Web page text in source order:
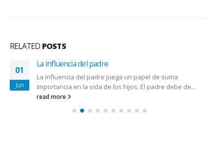
RELATED POSTS
01
Jun
La influencia del padre
La influencia del padre juega un papel de suma
importancia en la vida de los hijos. El padre debe de...
read more